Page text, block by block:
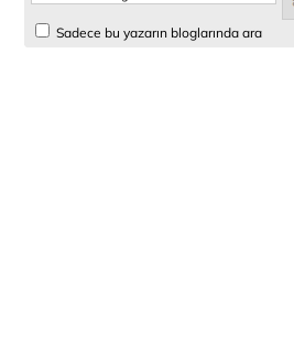
Sadece bu yazarın bloglarında ara